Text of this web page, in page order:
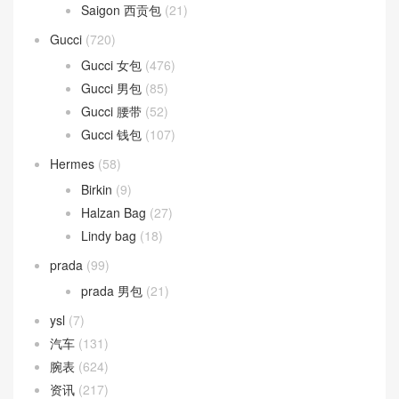
Saigon 西贡包 (21)
Gucci (720)
Gucci 女包 (476)
Gucci 男包 (85)
Gucci 腰带 (52)
Gucci 钱包 (107)
Hermes (58)
Birkin (9)
Halzan Bag (27)
Lindy bag (18)
prada (99)
prada 男包 (21)
ysl (7)
汽车 (131)
腕表 (624)
资讯 (217)